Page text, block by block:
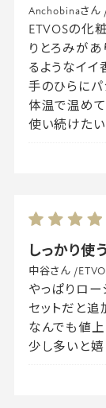
Anchobinaさん
ETVOSの化
りとろみがあ
るようなイイ
手のひらにパ
体温で温めて
使い続けたい
しっかり使う
中谷さん /
やっぱりロー
セットだと追
なんでも値
少し多いと嬉